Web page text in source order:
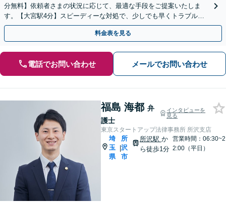
分無料】依頼者さまの状況に応じて、最適な手段をご提案いたしま
す。【大宮駅4分】スピーディーな対処で、少しでも早くトラブルを
解決します！
料金表を見る
電話でお問い合わせ メールでお問い合わせ
福島 海都 弁
護士
インタビューを
見る
東京スタートアップ法律事務所 所沢支店
埼
玉
県
|
所
沢
市
所沢駅 か
ら徒歩1分
営業時間：06:30~2
2:00（平日）